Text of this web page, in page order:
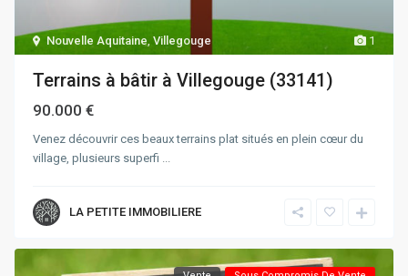
1
Nouvelle Aquitaine ,Villegouge
Terrains à bâtir à Villegouge (33141)
90.000 €
Venez découvrir ces beaux terrains plat situés en plein cœur du
village, plusieurs superfi
LA PETITE IMMOBILIERE